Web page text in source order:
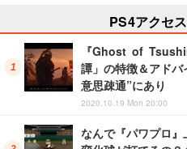
PS4アクセ
『Ghost of
譚」の特徴＆アド
意思疎通”にあり
2020.10.19 Mon 20:00
なんで『パワプロ』